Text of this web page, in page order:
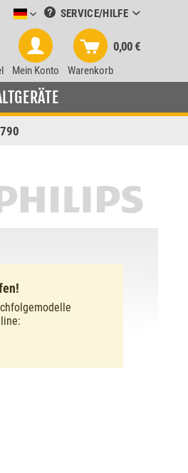
Leuchtmittel-Verkauf deutsch
SERVICE/HILFE
Mein Konto Warenkorb
0,00 €